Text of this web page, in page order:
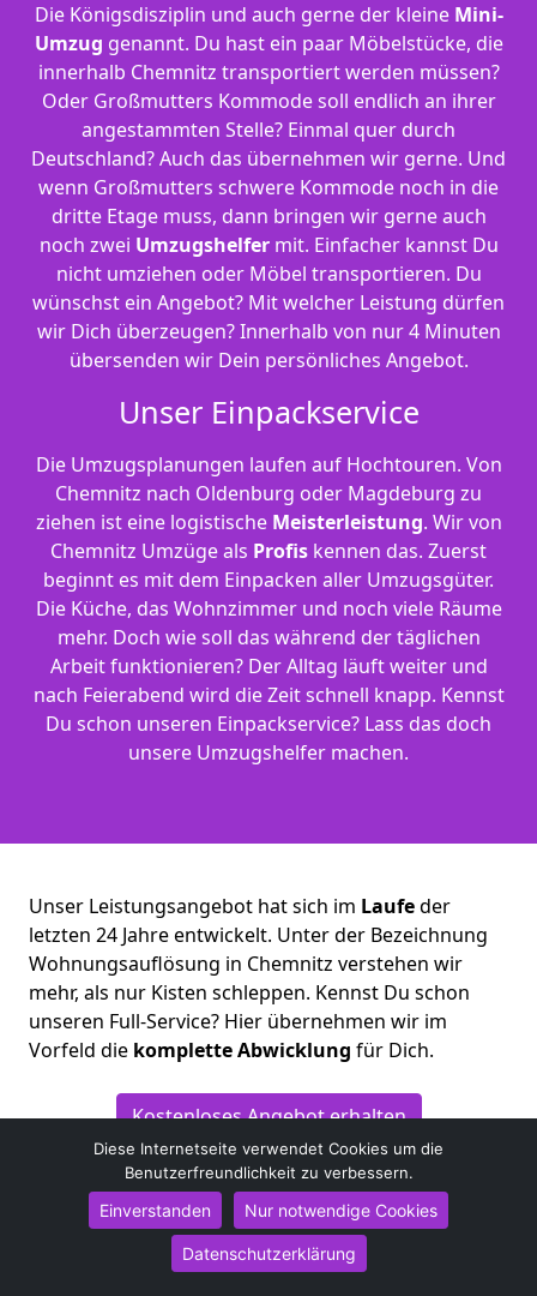
Die Königsdisziplin und auch gerne der kleine Mini-
Umzug genannt. Du hast ein paar Möbelstücke, die
innerhalb Chemnitz transportiert werden müssen?
Oder Großmutters Kommode soll endlich an ihrer
angestammten Stelle? Einmal quer durch
Deutschland? Auch das übernehmen wir gerne. Und
wenn Großmutters schwere Kommode noch in die
dritte Etage muss, dann bringen wir gerne auch
noch zwei Umzugshelfermit. Einfacher kannst Du
nicht umziehen oder Möbel transportieren. Du
wünschst ein Angebot? Mit welcher Leistung dürfen
wir Dich überzeugen? Innerhalb von nur 4 Minuten
übersenden wir Dein persönliches Angebot.
Unser Einpackservice
Die Umzugsplanungen laufen auf Hochtouren. Von
Chemnitz nach Oldenburg oder Magdeburg zu
ziehen ist eine logistische Meisterleistung. Wir von
Chemnitz Umzüge als Profis kennen das. Zuerst
beginnt es mit dem Einpacken aller Umzugsgüter.
Die Küche, das Wohnzimmer und noch viele Räume
mehr. Doch wie soll das während der täglichen
Arbeit funktionieren? Der Alltag läuft weiter und
nach Feierabend wird die Zeit schnell knapp. Kennst
Du schon unseren Einpackservice? Lass das doch
unsere Umzugshelfer machen.
Unser Leistungsangebot hat sich im Laufeder
letzten 24 Jahre entwickelt. Unter der Bezeichnung
Wohnungsauflösung in Chemnitz verstehen wir
mehr, als nur Kisten schleppen. Kennst Du schon
unseren Full-Service? Hier übernehmen wir im
Vorfeld die kompletteAbwicklung für Dich.
Kostenloses Angebot erhalten
Diese Internetseite verwendet Cookies um die
Benutzerfreundlichkeit zu verbessern.
Einverstanden Nur notwendige Cookies
Datenschutzerklärung